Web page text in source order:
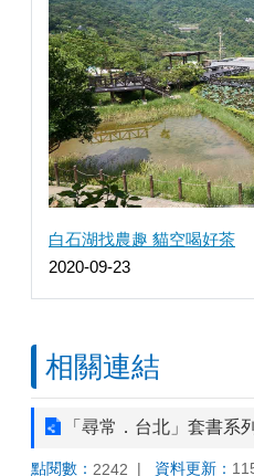
白石湖找農趣 貓空喝好茶
2020-09-23
相關連結
「尋常．台北」套書系
點閱數： 2242 資料更新：